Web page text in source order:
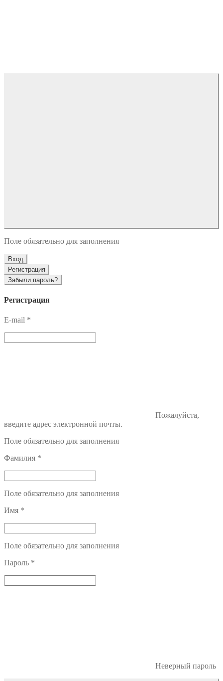
Поле обязательно для заполнения
Вход
Регистрация
Забыли пароль?
Регистрация
E-mail *
Пожалуйста,
введите адрес электронной почты.
Поле обязательно для заполнения
Фамилия *
Поле обязательно для заполнения
Имя *
Поле обязательно для заполнения
Пароль *
Неверный пароль